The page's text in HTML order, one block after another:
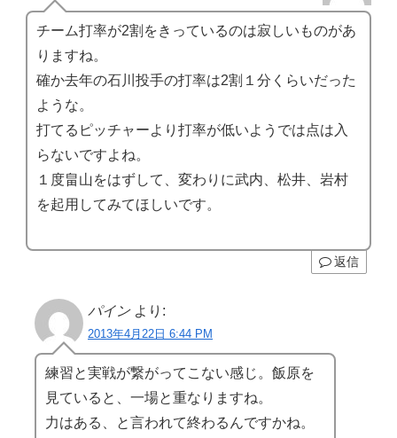
チーム打率が2割をきっているのは寂しいものがあ
りますね。
確か去年の石川投手の打率は2割１分くらいだった
ような。
打てるピッチャーより打率が低いようでは点は入
らないですよね。
１度畠山をはずして、変わりに武内、松井、岩村
を起用してみてほしいです。
返信
パイン より:
2013年4月22日 6:44 PM
練習と実戦が繋がってこない感じ。飯原を
見ていると、一場と重なりますね。
力はある、と言われて終わるんですかね。